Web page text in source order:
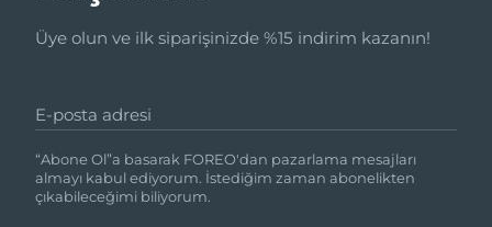
Üye olun ve ilk siparişinizde %15 indirim kazanın!
E-posta adresi
“Abone Ol”a basarak FOREO'dan pazarlama mesajları
almayı kabul ediyorum. İstediğim zaman abonelikten
çıkabileceğimi biliyorum.